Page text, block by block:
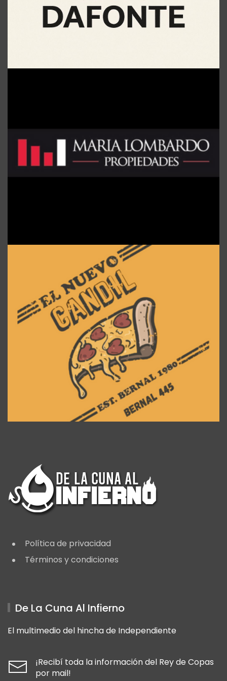
Política de privacidad
Términos y condiciones
De La Cuna Al Infierno
El multimedio del hincha de Independiente
¡Recibí toda la información del Rey de Copas
por mail!